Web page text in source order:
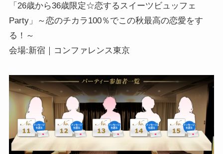
「26歳から36歳限定☆恋するスイーツビュッフェ
Party」～恋のチカラ100％でこの秋最高の恋愛をす
る！～
会場:新宿｜コンファレンス東京